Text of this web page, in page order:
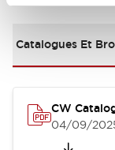
Catalogues Et
CW
04/09/